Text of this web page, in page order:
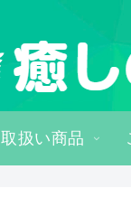
取扱い商品